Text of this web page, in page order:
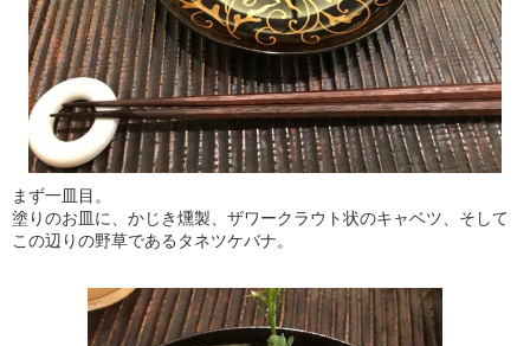
まず一皿目。
塗りのお皿に、かじき燻製、ザワークラウト状のキャベツ、そして
この辺りの野草であるタネツケバナ。